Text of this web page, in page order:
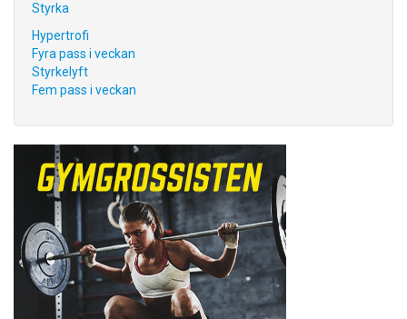
Styrka
Hypertrofi
Fyra pass i veckan
Styrkelyft
Fem pass i veckan